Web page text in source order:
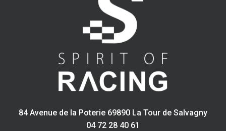
84 Avenue de la Poterie 69890 La Tour de Salvagny
04 72 28 40 61